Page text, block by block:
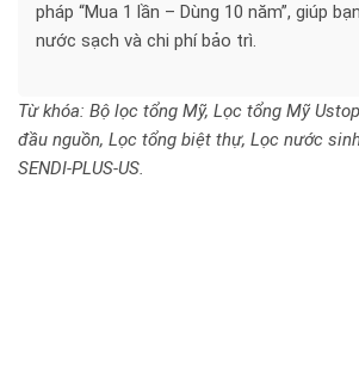
pháp “Mua 1 lần – Dùng 10 năm”, giúp
nước sạch và chi phí bảo trì.
Từ khóa: Bộ lọc tổng Mỹ, Lọc tổng Mỹ
đầu nguồn, Lọc tổng biệt thự, Lọc nước
SENDI-PLUS-US.